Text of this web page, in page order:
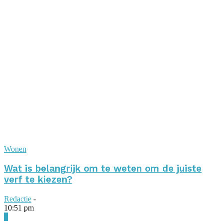
Wonen
Wat is belangrijk om te weten om de juiste
verf te kiezen?
Redactie -
10:51 pm